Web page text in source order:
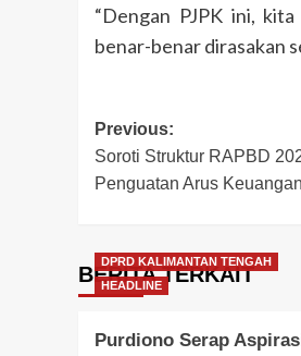
“Dengan PJPK ini,
benar-benar dirasakan
Post
navigation
Previous:
Soroti Struktur RAPBD
Penguatan Arus
BERITA TERKAIT
DPRD KALIMANTAN TENGAH
HEADLINE
Purdiono Serap